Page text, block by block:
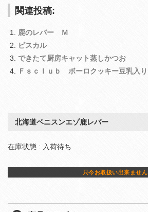
関連投稿:
鹿のレバー Ｍ
ビスカル
できたて厨房キャット蒸しかつお
Ｆｓｃｌｕｂ ボーロクッキー豆乳入り
北海道ベニスンエゾ鹿レバー
在庫状態 : 入荷待ち
只今お取扱い出来ません